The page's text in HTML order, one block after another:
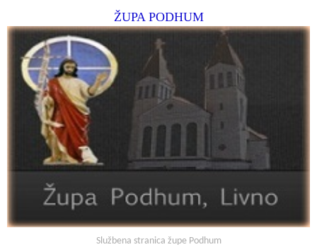
ŽUPA PODHUM
Službena stranica župe Podhum